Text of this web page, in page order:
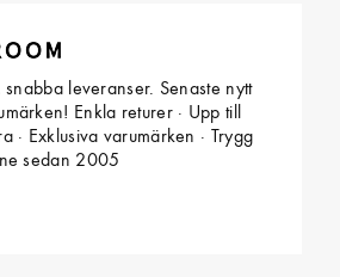
snabba leveranser. Senaste nytt
Enkla returer · Upp till
· Exklusiva varumärken · Trygg
sedan 2005